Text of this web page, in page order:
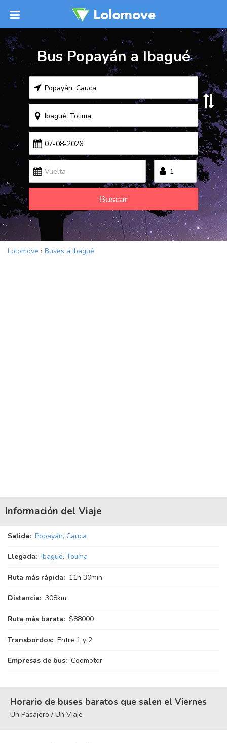
Bus Popayán a Ibagué
Buscar
Lolomove › Buses a Ibagué
Información del Viaje
Salida: Popayán, Cauca
Llegada: Ibagué, Tolima
Ruta más rápida: 11h 30min
Distancia: 308km
Ruta más barata: $88000
Transbordos: Entre 1 y 2
Empresas de bus: Coomotor
Horario de buses baratos que salen el Viernes
Un Pasajero / Un Viaje